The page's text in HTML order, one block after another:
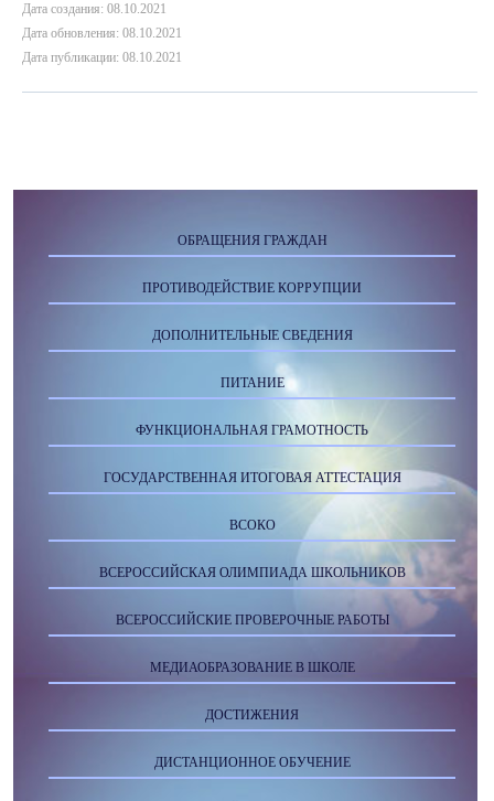
Дата создания: 08.10.2021
Дата обновления: 08.10.2021
Дата публикации: 08.10.2021
ОБРАЩЕНИЯ ГРАЖДАН
ПРОТИВОДЕЙСТВИЕ КОРРУПЦИИ
ДОПОЛНИТЕЛЬНЫЕ СВЕДЕНИЯ
ПИТАНИЕ
ФУНКЦИОНАЛЬНАЯ ГРАМОТНОСТЬ
ГОСУДАРСТВЕННАЯ ИТОГОВАЯ АТТЕСТАЦИЯ
ВСОКО
ВСЕРОССИЙСКАЯ ОЛИМПИАДА ШКОЛЬНИКОВ
ВСЕРОССИЙСКИЕ ПРОВЕРОЧНЫЕ РАБОТЫ
МЕДИАОБРАЗОВАНИЕ В ШКОЛЕ
ДОСТИЖЕНИЯ
ДИСТАНЦИОННОЕ ОБУЧЕНИЕ